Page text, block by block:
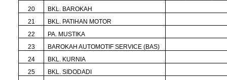
20
BKL. BAROKAH
21
BKL. PATIHAN MOTOR
22
PA. MUSTIKA
23
BAROKAH AUTOMOTIF SERVICE (BAS)
24
BKL. KURNIA
25
BKL. SIDODADI